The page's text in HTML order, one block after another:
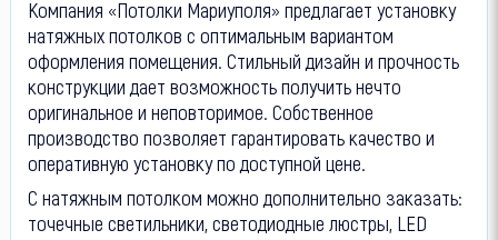
Компания «Потолки Мариуполя» предлагает установку
натяжных потолков с оптимальным вариантом
оформления помещения. Стильный дизайн и прочность
конструкции дает возможность получить нечто
оригинальное и неповторимое. Собственное
производство позволяет гарантировать качество и
оперативную установку по доступной цене.
С натяжным потолком можно дополнительно заказать:
точечные светильники, светодиодные люстры, LED